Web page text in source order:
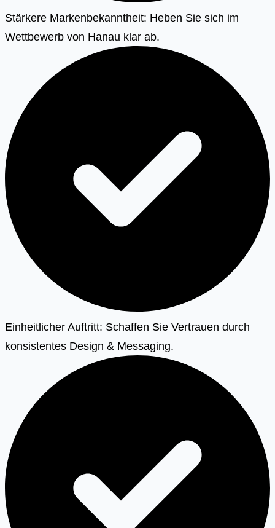
Stärkere Markenbekanntheit: Heben Sie sich im
Wettbewerb von Hanau klar ab.
Einheitlicher Auftritt: Schaffen Sie Vertrauen durch
konsistentes Design & Messaging.